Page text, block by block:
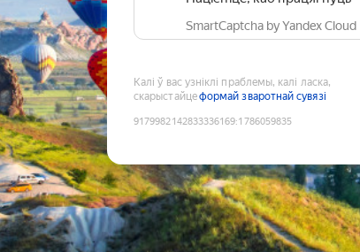
SmartCaptcha by Yandex Cloud
Калі ў вас узніклі праблемы, калі ласка,
скарыстайцеформай зваротнай сувязі
9179982142833336169:1786059835